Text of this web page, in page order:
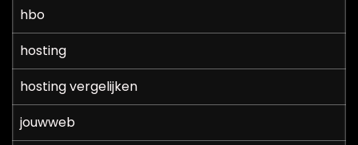
hbo
hosting
hosting vergelijken
jouwweb